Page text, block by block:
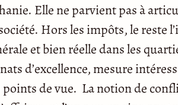
Elle ne parvient pas à
Hors les impôts, le reste
et bien réelle dans les
d’excellence, mesure
de vue. La notion de